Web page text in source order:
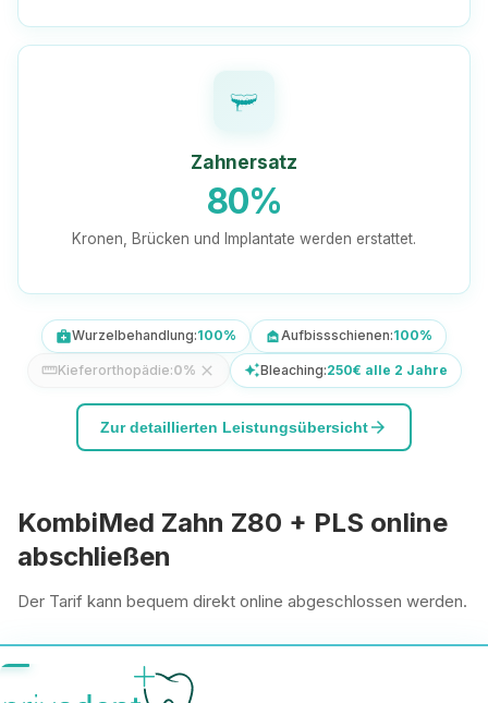
Zahnersatz
80%
Kronen, Brücken und Implantate werden erstattet.
medical_servicesWurzelbehandlung:100% night_shelterAufbissschienen:100%
straightenKieferorthopädie:0% close auto_awesomeBleaching:250€ alle 2 Jahre
Zur detaillierten Leistungsübersichtarrow_forward
KombiMed Zahn Z80 + PLS online
abschließen
Der Tarif kann bequem direkt online abgeschlossen werden.